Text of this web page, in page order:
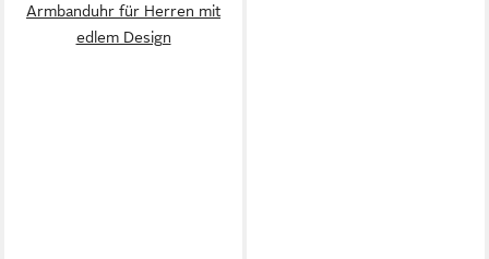
Armbanduhr für Herren mit
edlem Design